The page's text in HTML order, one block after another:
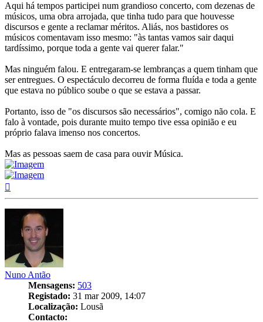
Aqui há tempos participei num grandioso concerto, com dezenas de
músicos, uma obra arrojada, que tinha tudo para que houvesse
discursos e gente a reclamar méritos. Aliás, nos bastidores os
músicos comentavam isso mesmo: "às tantas vamos sair daqui
tardíssimo, porque toda a gente vai querer falar."
Mas ninguém falou. E entregaram-se lembranças a quem tinham que
ser entregues. O espectáculo decorreu de forma fluída e toda a gente
que estava no público soube o que se estava a passar.
Portanto, isso de "os discursos são necessários", comigo não cola. E
falo à vontade, pois durante muito tempo tive essa opinião e eu
próprio falava imenso nos concertos.
Mas as pessoas saem de casa para ouvir Música.
Nuno Antão
Mensagens: 503
Registado: 31 mar 2009, 14:07
Localização: Lousã
Contacto: